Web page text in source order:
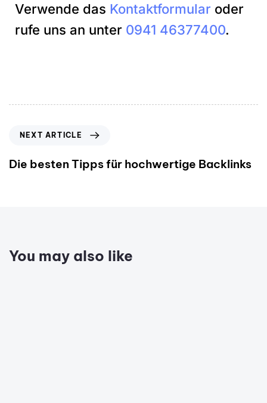
Verwende das Kontaktformular oder
rufe uns an unter 0941 46377400.
NEXT ARTICLE
Die besten Tipps für hochwertige Backlinks
You may also like